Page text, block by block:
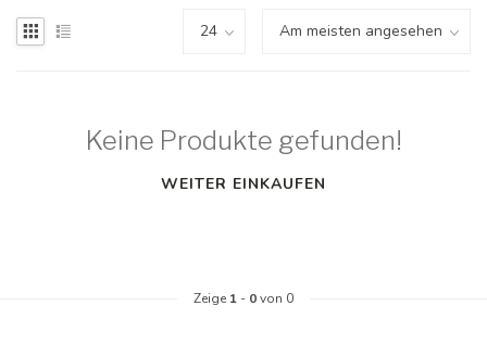
Keine Produkte gefunden!
WEITER EINKAUFEN
Zeige 1 - 0von 0